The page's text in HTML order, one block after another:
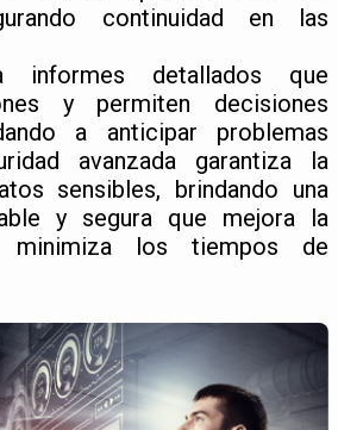
continuidad en las
informes detallados que
y permiten decisiones
a anticipar problemas
avanzada garantiza la
sensibles, brindando una
y segura que mejora la
minimiza los tiempos de